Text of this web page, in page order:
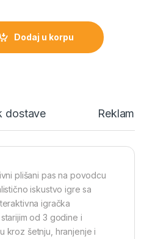
pas 201300-K količina
Dodaj u korpu
dostave
plišani pas na povodcu
iskustvo igre sa
igračka
od 3 godine i
kroz šetnju, hranjenje i